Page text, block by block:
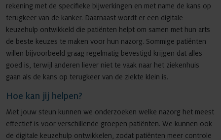
rekening met de specifieke bijwerkingen en met name de kans op
terugkeer van de kanker. Daarnaast wordt er een digitale
keuzehulp ontwikkeld die patiënten helpt om samen met hun arts
de beste keuzes te maken voor hun nazorg. Sommige patiënten
willen bijvoorbeeld graag regelmatig bevestigd krijgen dat alles
goed is, terwijl anderen liever niet te vaak naar het ziekenhuis
gaan als de kans op terugkeer van de ziekte klein is.
Hoe kan jij helpen?
Met jouw steun kunnen we onderzoeken welke nazorg het meest
effectief is voor verschillende groepen patiënten. We kunnen ook
de digitale keuzehulp ontwikkelen, zodat patiënten meer controle